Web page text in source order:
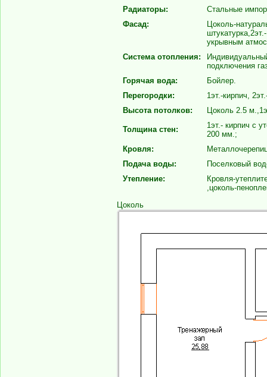
Радиаторы:
Стальные
Фасад:
Цоколь-
укрывным
Система отопления:
подключения
Горячая вода:
Бойлер.
Перегородки:
1эт.-кирпич,
Высота потолков:
Цоколь 2.5
Толщина стен:
1эт.- кирпич с
200 мм.;
Кровля:
Подача воды:
Поселковый
Утепление:
Кровля-
,цоколь-
Цоколь